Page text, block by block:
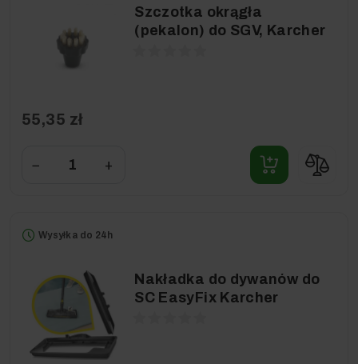
Szczotka okrągła
(pekalon) do SGV, Karcher
55,35 zł
− +
Wysyłka do 24h
Nakładka do dywanów do
SC EasyFix Karcher